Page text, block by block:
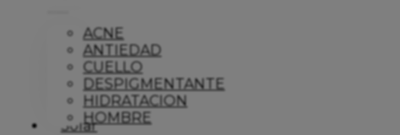
ACNE
ANTIEDAD
CUELLO
DESPIGMENTANTE
HIDRATACION
HOMBRE
Solar